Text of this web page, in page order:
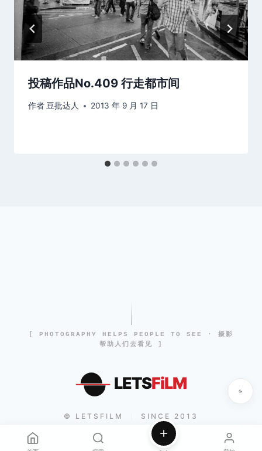
投稿作品No.409 行走都市间
作者豆批达人 2013 年 9 月 17 日
[ PHOTOGRAPHY HELPS PEOPLE TO SEE · 摄影
帮助人们去看见 ]
LETSFiLM
© LETSFILM SINCE 2013